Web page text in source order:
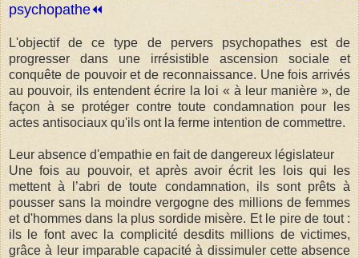
psychopathe⏪
L'objectif de ce type de pervers psychopathes est de
progresser dans une irrésistible ascension sociale et
conquête de pouvoir et de reconnaissance. Une fois arrivés
au pouvoir, ils entendent écrire la loi « à leur manière », de
façon à se protéger contre toute condamnation pour les
actes antisociaux qu'ils ont la ferme intention de commettre.
Leur absence d'empathie en fait de dangereux législateur
Une fois au pouvoir, et après avoir écrit les lois qui les
mettent à l’abri de toute condamnation, ils sont prêts à
pousser sans la moindre vergogne des millions de femmes
et d'hommes dans la plus sordide misère. Et le pire de tout :
ils le font avec la complicité desdits millions de victimes,
grâce à leur imparable capacité à dissimuler cette absence